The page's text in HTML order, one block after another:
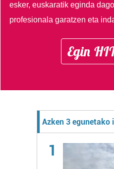
esker, euskaratik eginda
profesionala garatzen eta
Egin
Azken 3 egunetako
1